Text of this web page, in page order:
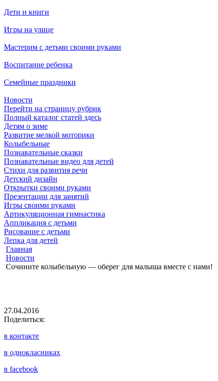
Дети и книги
Игры на улице
Мастерим с детьми своими руками
Воспитание ребенка
Семейные праздники
Новости
Перейти на страницу рубрик
Полный каталог статей здесь
Детям о зиме
Развитие мелкой моторики
Колыбельные
Познавательные сказки
Познавательные видео для детей
Стихи для развития речи
Детский дизайн
Открытки своими руками
Презентации для занятий
Игры своими руками
Артикуляционная гимнастика
Аппликация с детьми
Рисование с детьми
Лепка для детей
Главная
Новости
Сочините колыбельную — оберег для малыша вместе с нами!
27.04.2016
Поделиться:
в контакте
в однокласниках
в facebook